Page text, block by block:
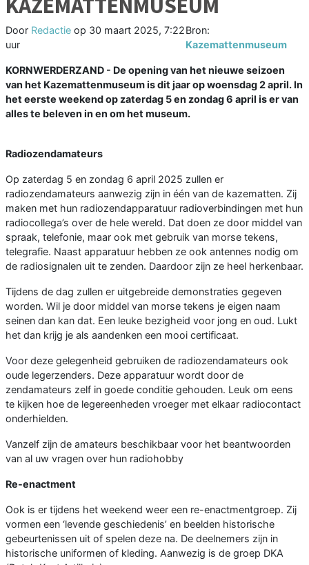
Door Redactie op 30 maart 2025, 7:22
uur
Bron:
Kazemattenmuseum
KORNWERDERZAND - De opening van het nieuwe seizoen
van het Kazemattenmuseum is dit jaar op woensdag 2 april. In
het eerste weekend op zaterdag 5 en zondag 6 april is er van
alles te beleven in en om het museum.
Radiozendamateurs
Op zaterdag 5 en zondag 6 april 2025 zullen er
radiozendamateurs aanwezig zijn in één van de kazematten. Zij
maken met hun radiozendapparatuur radioverbindingen met hun
radiocollega’s over de hele wereld. Dat doen ze door middel van
spraak, telefonie, maar ook met gebruik van morse tekens,
telegrafie. Naast apparatuur hebben ze ook antennes nodig om
de radiosignalen uit te zenden. Daardoor zijn ze heel herkenbaar.
Tijdens de dag zullen er uitgebreide demonstraties gegeven
worden. Wil je door middel van morse tekens je eigen naam
seinen dan kan dat. Een leuke bezigheid voor jong en oud. Lukt
het dan krijg je als aandenken een mooi certificaat.
Voor deze gelegenheid gebruiken de radiozendamateurs ook
oude legerzenders. Deze apparatuur wordt door de
zendamateurs zelf in goede conditie gehouden. Leuk om eens
te kijken hoe de legereenheden vroeger met elkaar radiocontact
onderhielden.
Vanzelf zijn de amateurs beschikbaar voor het beantwoorden
van al uw vragen over hun radiohobby
Re-enactment
Ook is er tijdens het weekend weer een re-enactmentgroep. Zij
vormen een ‘levende geschiedenis’ en beelden historische
gebeurtenissen uit of spelen deze na. De deelnemers zijn in
historische uniformen of kleding. Aanwezig is de groep DKA